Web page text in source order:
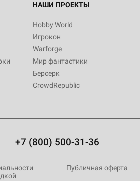
НАШИ ПРОЕКТЫ
Hobby World
Игрокон
Warforge
Мир фантастики
Берсерк
CrowdRepublic
+7 (800) 500-31-36
Публичная оферта